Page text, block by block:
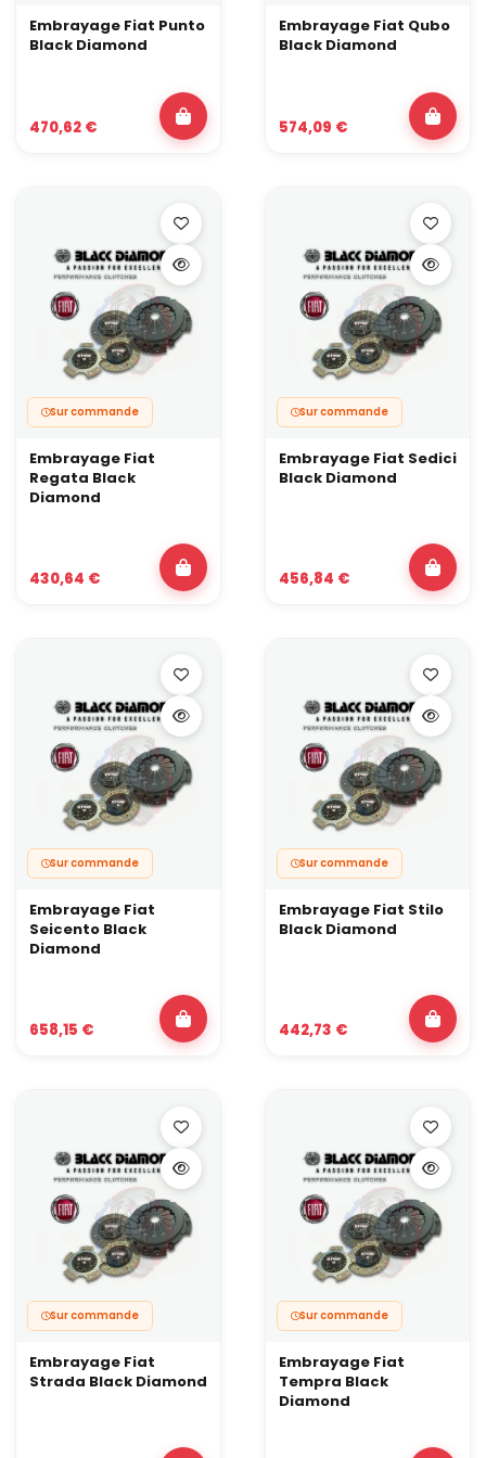
Embrayage Fiat Punto
Black Diamond
470,62 €
Embrayage Fiat Qubo
Black Diamond
574,09 €
Sur commande
Embrayage Fiat
Regata Black
Diamond
430,64 €
Sur commande
Embrayage Fiat Sedici
Black Diamond
456,84 €
Sur commande
Embrayage Fiat
Seicento Black
Diamond
658,15 €
Sur commande
Embrayage Fiat Stilo
Black Diamond
442,73 €
Sur commande
Embrayage Fiat
Strada Black Diamond
Sur commande
Embrayage Fiat
Tempra Black
Diamond